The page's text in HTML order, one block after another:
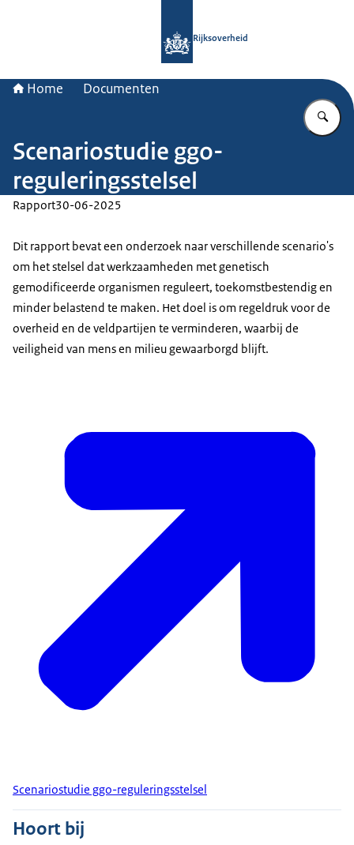
Rijksoverheid
Home Documenten
Scenariostudie ggo-
reguleringsstelsel
Rapport30-06-2025
Dit rapport bevat een onderzoek naar verschillende scenario's
om het stelsel dat werkzaamheden met genetisch
gemodificeerde organismen reguleert, toekomstbestendig en
minder belastend te maken. Het doel is om regeldruk voor de
overheid en de veldpartijen te verminderen, waarbij de
veiligheid van mens en milieu gewaarborgd blijft.
Scenariostudie ggo-reguleringsstelsel
Hoort bij